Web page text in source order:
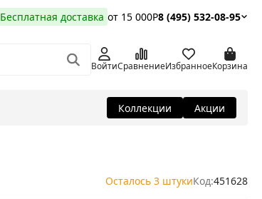
Бесплатная доставка от 15 000Р8 (495) 532-08-95
ВойтиСравнениеИзбранноеКорзина
Коллекции Акции
Осталось 3 штукиКод:451628